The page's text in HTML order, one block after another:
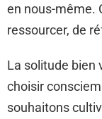
en nous-même.
ressourcer, de
La solitude bien
choisir
souhaitons